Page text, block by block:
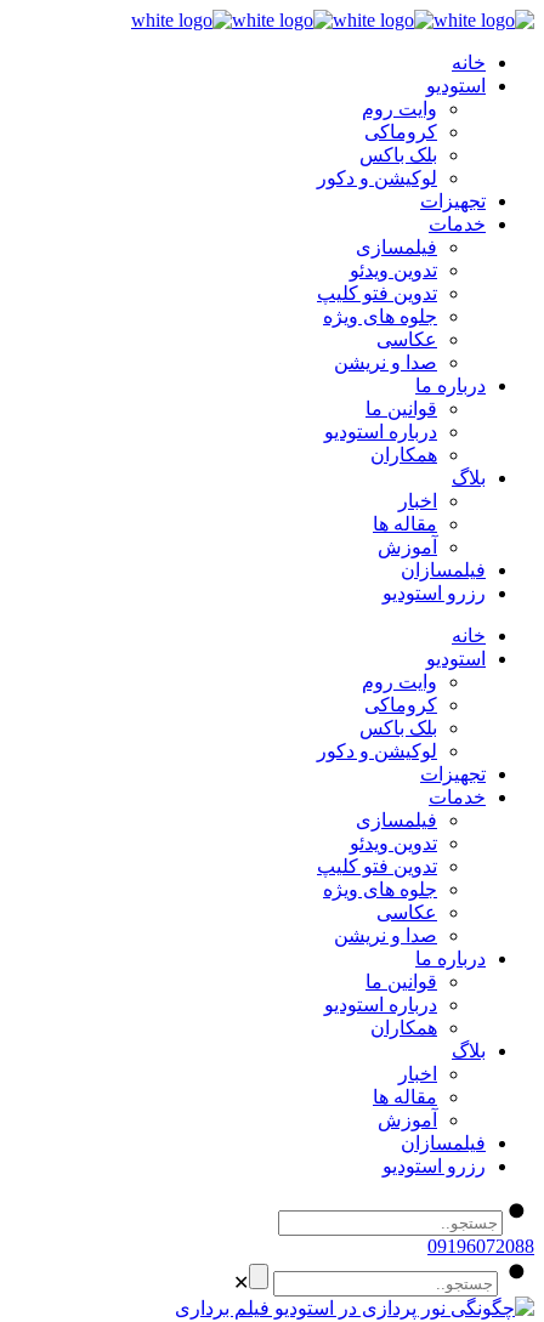
خانه
استودیو
وایت روم
کروماکی
بلک باکس
لوکیشن و دکور
تجهیزات
خدمات
فیلمسازی
تدوین ویدئو
تدوین فتو کلیپ
جلوه های ویژه
عکاسی
صدا و نریشن
درباره ما
قوانین ما
درباره استودیو
همکاران
بلاگ
اخبار
مقاله ها
آموزش
فیلمسازان
رزرو استودیو
خانه
استودیو
وایت روم
کروماکی
بلک باکس
لوکیشن و دکور
تجهیزات
خدمات
فیلمسازی
تدوین ویدئو
تدوین فتو کلیپ
جلوه های ویژه
عکاسی
صدا و نریشن
درباره ما
قوانین ما
درباره استودیو
همکاران
بلاگ
اخبار
مقاله ها
آموزش
فیلمسازان
رزرو استودیو
09196072088
✕